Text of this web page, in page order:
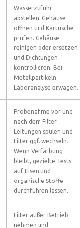
Wasserzufuhr
abstellen. Gehäuse
öffnen und Kartusche
prüfen. Gehäuse
reinigen oder ersetzen
und Dichtungen
kontrollieren. Bei
Metallpartikeln
Laboranalyse erwägen.
Probenahme vor und
nach dem Filter.
Leitungen spülen und
Filter ggf. wechseln.
Wenn Verfärbung
bleibt, gezielte Tests
auf Eisen und
organische Stoffe
durchführen lassen.
Filter außer Betrieb
nehmen und